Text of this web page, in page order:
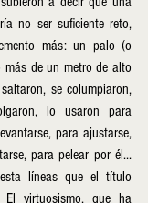
no ser suficiente reto,
más: un palo (o
de un metro de alto
se columpiaron,
lo usaron para
para ajustarse,
para pelear por él...
líneas que el título
virtuosismo, que ha